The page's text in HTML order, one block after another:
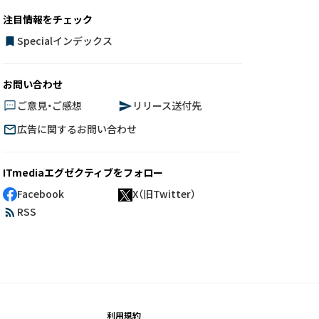
注目情報をチェック
Specialインデックス
お問い合わせ
ご意見・ご感想
リリース送付先
広告に関するお問い合わせ
ITmediaエグゼクティブをフォロー
Facebook
X（旧Twitter）
RSS
利用規約